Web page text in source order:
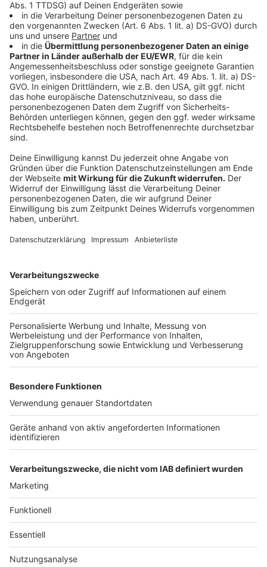
Weihnachten.
Anzeige
Rekorde, Rekorde, Rekorde
Anzeige
"Dinner For One" ist die mit Abstand am häufigsten
Zwischen 1963 und 2003 wurde der Sketch 231-mal
(!) gezeigt. Damit haben sie es mit dieser Bestmarke
schon ins Guiness Buch der Rekorde geschafft. 2003
lief er allein 19-mal und brachte somit 13 Millionen
Zuschauer vor die Mattscheibe.
Über 2000 Euro Strafe für Miss Sophie
Anzeige
Weil Butler James so tollpatschig beim Dinner ist,
würde Miss Sophie das in Realität über 2.000 Euro
"Allianz"-Versicherung, die die mal fiktiv erstellt hat.
Exakte Kosten: 2.120 Euro.Teuerster Posten sei das
Tigerfell mit Reparaturkosten von rund 2000 Euro,
teilte die Allianz in 2016 mit. Zudem sei der Teppich
stark ramponiert und die Tischdecke mit Wein- und
Speiseflecken übersät.
Anzeige